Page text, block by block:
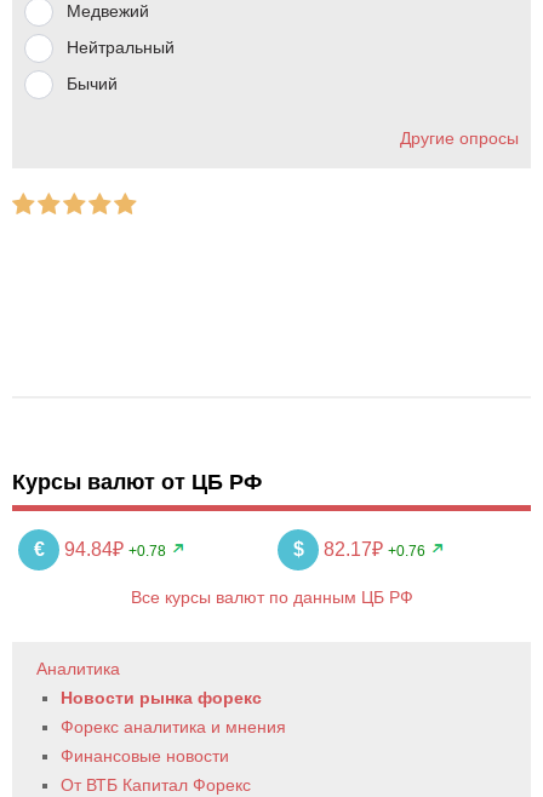
Медвежий
Нейтральный
Бычий
Другие опросы
Курсы валют от ЦБ РФ
€ 94.84₽ +0.78 $ 82.17₽ +0.76
Все курсы валют по данным ЦБ РФ
Аналитика
Новости рынка форекс
Форекс аналитика и мнения
Финансовые новости
От ВТБ Капитал Форекс